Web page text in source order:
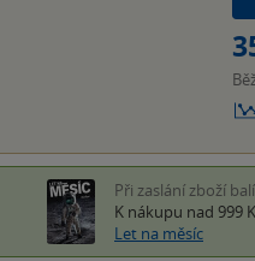
Při zaslání zboží
K nákupu nad 999
Let na měsíc